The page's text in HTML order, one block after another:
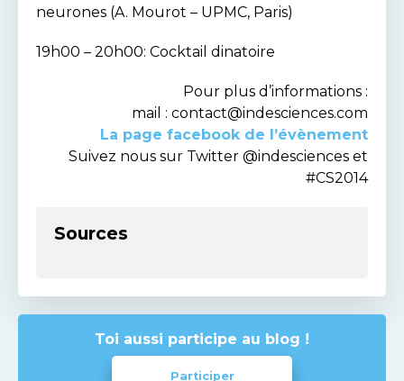
neurones (A. Mourot – UPMC, Paris)
19h00 – 20h00: Cocktail dinatoire
Pour plus d’informations :
mail : contact@indesciences.com
La page facebook de l’évènement
Suivez nous sur Twitter @indesciences et
#CS2014
Sources
Toi aussi participe au blog !
Participer